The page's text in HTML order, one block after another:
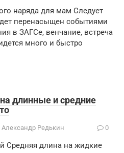
наряда для мам Следует
перенасыщен событиями
в ЗАГСе, венчание, встреча
много и быстро
длинные и средние
Александр Редькин 0
Средняя длина на жидкие